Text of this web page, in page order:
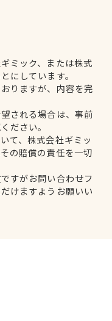
ミック、または株式
にしています。
りますが、内容を完
される場合は、事前
ださい。
て、株式会社ギミッ
の賠償の責任を一切
すがお問い合わせフ
けますようお願いい